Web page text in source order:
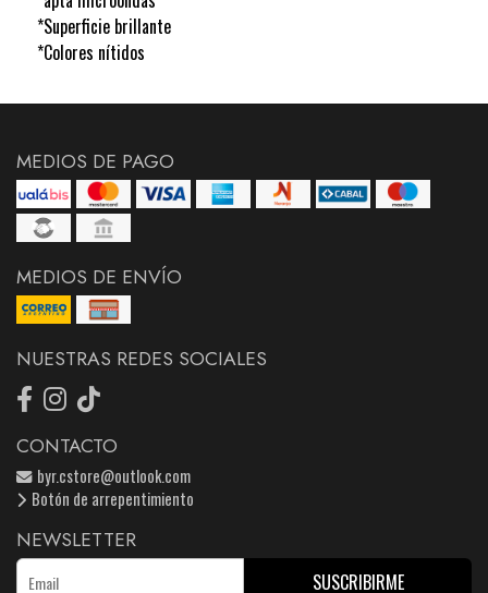
*Superficie brillante
*Colores nítidos
MEDIOS DE PAGO
MEDIOS DE ENVÍO
NUESTRAS REDES SOCIALES
CONTACTO
byr.cstore@outlook.com
Botón de arrepentimiento
NEWSLETTER
SUSCRIBIRME